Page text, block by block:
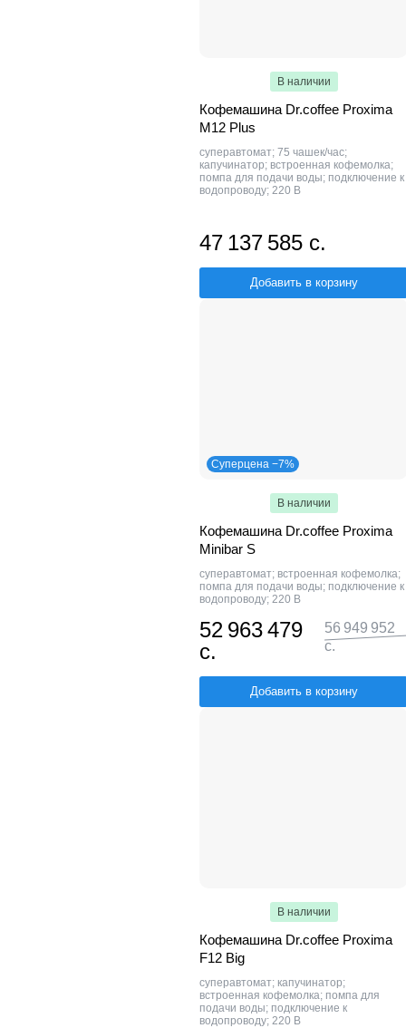
В наличии
Кофемашина Dr.coffee Proxima
M12 Plus
суперавтомат; 75 чашек/час;
капучинатор; встроенная кофемолка;
помпа для подачи воды; подключение к
водопроводу; 220 В
47 137 585 с.
Добавить в корзину
Суперцена −7%
В наличии
Кофемашина Dr.coffee Proxima
Minibar S
суперавтомат; встроенная кофемолка;
помпа для подачи воды; подключение к
водопроводу; 220 В
52 963 479
с.
56 949 952
с.
Добавить в корзину
В наличии
Кофемашина Dr.coffee Proxima
F12 Big
суперавтомат; капучинатор;
встроенная кофемолка; помпа для
подачи воды; подключение к
водопроводу; 220 В